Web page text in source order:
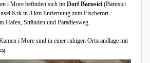
i More befinden sich im Dorf Barusici (Barusici
Krk in 3 km Entfernung zum Fischerort
Hafen, Stränden und Paradiesweg.
i More sind in einer ruhigen Ortsrandlage mit